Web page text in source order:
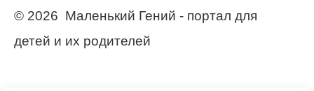
© 2026 Маленький Гений - портал для
детей и их родителей